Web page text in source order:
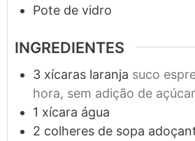
Pote de vidro
INGREDIENTES
3 xícaras laranja suco
hora, sem adição de açúcar
1 xícara água
2 colheres de sopa